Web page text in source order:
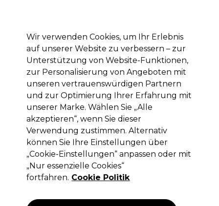
Anmelden
Marken Deals Haare Elektrogeräte Saloneinrichtung
Lieferung und Lieferzeiten
– mehr erfahren
Marken Andreia Professional Lab
Lab
Filters
Wir verwenden Cookies, um Ihr Erlebnis
auf unserer Website zu verbessern – zur
Unterstützung von Website-Funktionen,
zur Personalisierung von Angeboten mit
unseren vertrauenswürdigen Partnern
und zur Optimierung Ihrer Erfahrung mit
unserer Marke. Wählen Sie „Alle
akzeptieren“, wenn Sie dieser
Verwendung zustimmen. Alternativ
können Sie Ihre Einstellungen über
„Cookie-Einstellungen“ anpassen oder mit
„Nur essenzielle Cookies“
fortfahren. Cookie Politik